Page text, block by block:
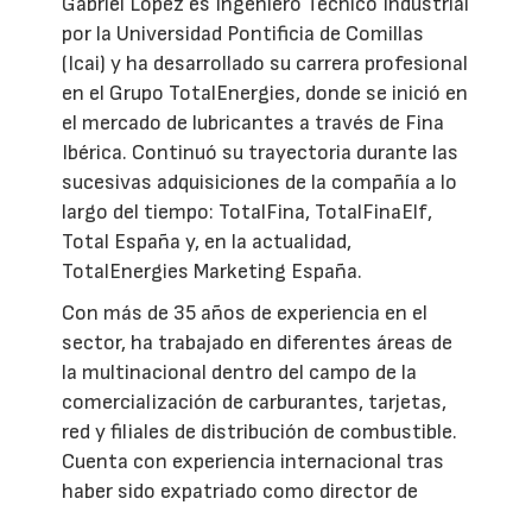
por la Universidad Pontificia de Comillas
(Icai) y ha desarrollado su carrera profesional
en el Grupo TotalEnergies, donde se inició en
el mercado de lubricantes a través de Fina
Ibérica. Continuó su trayectoria durante las
sucesivas adquisiciones de la compañía a lo
largo del tiempo: TotalFina, TotalFinaElf,
Total España y, en la actualidad,
TotalEnergies Marketing España.
Con más de 35 años de experiencia en el
sector, ha trabajado en diferentes áreas de
la multinacional dentro del campo de la
comercialización de carburantes, tarjetas,
red y filiales de distribución de combustible.
Cuenta con experiencia internacional tras
haber sido expatriado como director de